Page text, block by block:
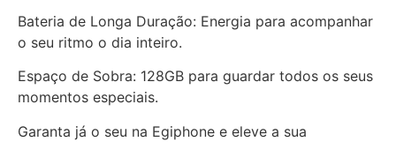
Bateria de Longa Duração: Energia para acompanhar
o seu ritmo o dia inteiro.
Espaço de Sobra: 128GB para guardar todos os seus
momentos especiais.
Garanta já o seu na Egiphone e eleve a sua